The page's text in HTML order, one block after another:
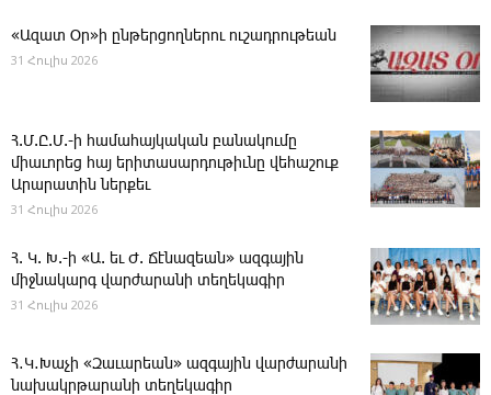
«Ազատ Օր»ի ընթերցողներու ուշադրութեան
31 Հուլիս 2026
Հ.Մ.Ը.Մ.-ի համահայկական բանակումը
միաւորեց հայ երիտասարդութիւնը վեհաշուք
Արարատին ներքեւ
31 Հուլիս 2026
Հ. Կ. Խ.-ի «Ա. եւ Ժ. ­Ճէնազեան» ազգային
միջնակարգ վարժարանի տեղեկագիր
31 Հուլիս 2026
Հ․Կ․Խաչի «Զաւարեան» ազգային վարժարանի
նախակրթարանի տեղեկագիր